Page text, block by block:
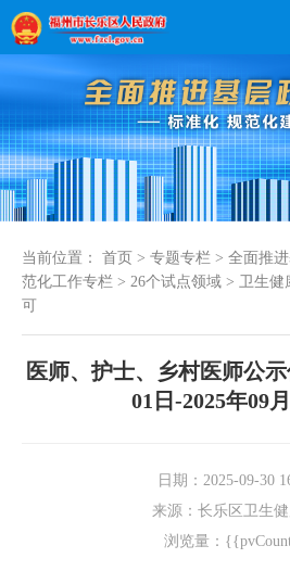
当前位置： 首页 > 专题专栏 > 全面推
范化工作专栏 > 26个试点领域 > 卫生健
可
医师、护士、乡村医师公示
01日-2025年09月
日期：2025-09-30
来源：长乐区卫生
浏览量：